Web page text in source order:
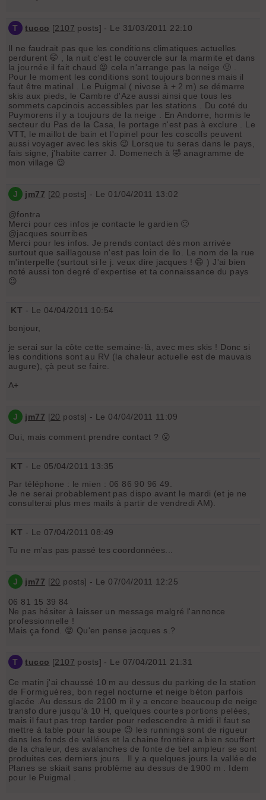
T tucco [2107 posts] - Le 31/03/2011 22:10
Il ne faudrait pas que les conditions climatiques actuelles
perdurent 🤭 , la nuit c'est le couvercle sur la marmite et dans
la journée il fait chaud 😡 cela n'arrange pas la neige 🤢 .
Pour le moment les conditions sont toujours bonnes mais il
faut être matinal . Le Puigmal ( nivose à + 2 m) se démarre
skis aux pieds, le Cambre d'Aze aussi ainsi que tous les
sommets capcinois accessibles par les stations . Du coté du
Puymorens il y a toujours de la neige . En Andorre, hormis le
secteur du Pas de la Casa, le portage n'est pas à exclure . Le
VTT, le maillot de bain et l'opinel pour les coscolls peuvent
aussi voyager avec les skis 😉 Lorsque tu seras dans le pays,
fais signe, j'habite carrer J. Domenech à 🤣 anagramme de
mon village 😉
J jm77 [20 posts] - Le 01/04/2011 13:02
@fontra
Merci pour ces infos je contacte le gardien 🙂
@jacques sourribes
Merci pour les infos. Je prends contact dès mon arrivée
surtout que saillagouse n'est pas loin de llo. Le nom de la rue
m'interpelle (surtout si le j. veux dire jacques ! 😄 ) J'ai bien
noté aussi ton degré d'expertise et ta connaissance du pays
😉
KT - Le 04/04/2011 10:54
bonjour,
je serai sur la côte cette semaine-là, avec mes skis ! Donc si
les conditions sont au RV (la chaleur actuelle est de mauvais
augure), çà peut se faire.
A+
J jm77 [20 posts] - Le 04/04/2011 11:09
Oui, mais comment prendre contact ? 😮
KT - Le 05/04/2011 13:35
Par téléphone : le mien : 06 86 90 96 49.
Je ne serai probablement pas dispo avant le mardi (et je ne
consulterai plus mes mails à partir de vendredi AM).
KT - Le 07/04/2011 08:49
Tu ne m'as pas passé tes coordonnées...
J jm77 [20 posts] - Le 07/04/2011 12:25
06 81 15 39 84
Ne pas hésiter à laisser un message malgré l'annonce
professionnelle !
Mais ça fond. 😡 Qu'en pense jacques s.?
T tucco [2107 posts] - Le 07/04/2011 21:31
Ce matin j'ai chaussé 10 m au dessus du parking de la station
de Formiguères, bon regel nocturne et neige béton parfois
glacée .Au dessus de 2100 m il y a encore beaucoup de neige
transfo dure jusqu'à 10 H, quelques courtes portions pelées,
mais il faut pas trop tarder pour redescendre à midi il faut se
mettre à table pour la soupe 😉 les runnings sont de rigueur
dans les fonds de vallées et la chaine frontière a bien souffert
de la chaleur, des avalanches de fonte de bel ampleur se sont
produites ces derniers jours . Il y a quelques jours la vallée de
Planes se skiait sans problème au dessus de 1900 m . Idem
pour le Puigmal .